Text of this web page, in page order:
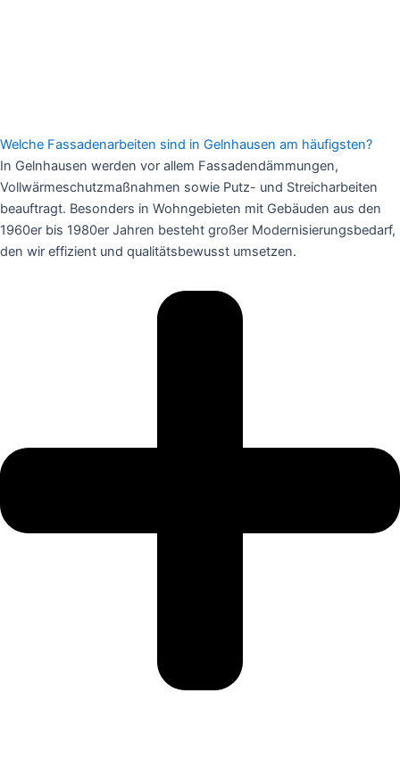
Welche Fassadenarbeiten sind in Gelnhausen am häufigsten?
In Gelnhausen werden vor allem Fassadendämmungen,
Vollwärmeschutzmaßnahmen sowie Putz- und Streicharbeiten
beauftragt. Besonders in Wohngebieten mit Gebäuden aus den
1960er bis 1980er Jahren besteht großer Modernisierungsbedarf,
den wir effizient und qualitätsbewusst umsetzen.